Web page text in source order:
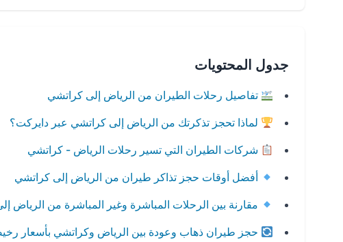
جدول المحتويات
تفاصيل رحلات الطيران من الرياض إلى كراتشي
لماذا تحجز تذكرتك من الرياض إلى كراتشي عبر دايركت؟
شركات الطيران التي تسير رحلات الرياض - كراتشي
أفضل أوقات حجز تذاكر طيران من الرياض إلى كراتشي
مقارنة بين الرحلات المباشرة وغير المباشرة من الرياض
حجز طيران ذهاب وعودة بين الرياض وكراتشي بأسعار